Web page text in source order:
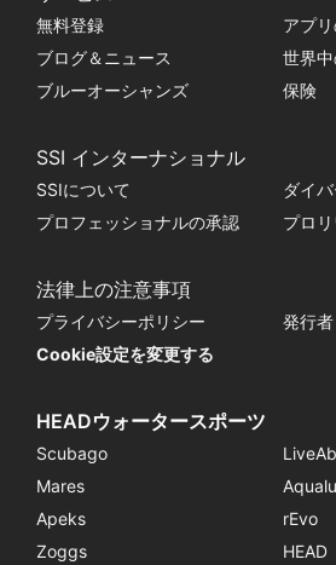
無料登録
アプ
ブログ＆ニュース
世界中
ブルーオーシャンズ
保険
SSI インターナショナル
SSIについて
ダイ
プロフェッショナルの承認
プロ
法律上の注意事項
プライバシーポリシー
発行者
Cookie設定を変更する
HEADウォータースポーツ
Scubago
Mares
Apeks
rEvo
Zoggs
HEAD